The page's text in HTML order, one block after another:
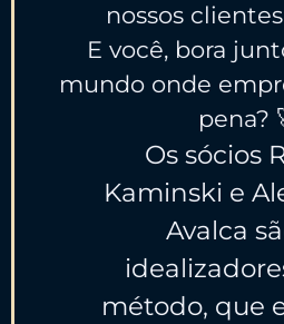
nossos
E você, bora
mundo onde
pena?
Os sócios
Kaminski e
Avalca
método, que